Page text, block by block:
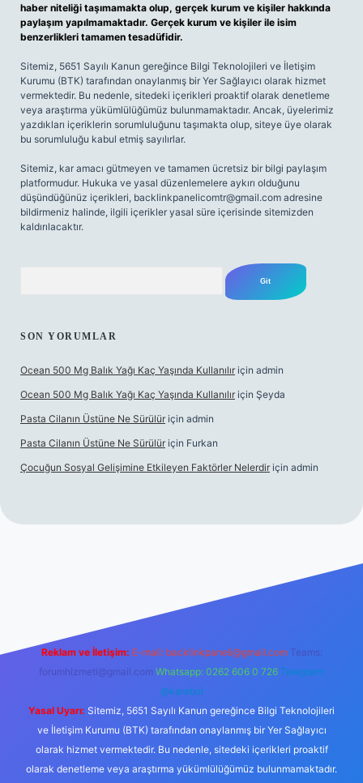
haber niteliği taşımamakta olup, gerçek kurum ve kişiler hakkında
paylaşım yapılmamaktadır. Gerçek kurum ve kişiler ile isim
benzerlikleri tamamen tesadüfidir.
Sitemiz, 5651 Sayılı Kanun gereğince Bilgi Teknolojileri ve İletişim
Kurumu (BTK) tarafından onaylanmış bir Yer Sağlayıcı olarak hizmet
vermektedir. Bu nedenle, sitedeki içerikleri proaktif olarak denetleme
veya araştırma yükümlülüğümüz bulunmamaktadır. Ancak, üyelerimiz
yazdıkları içeriklerin sorumluluğunu taşımakta olup, siteye üye olarak
bu sorumluluğu kabul etmiş sayılırlar.
Sitemiz, kar amacı gütmeyen ve tamamen ücretsiz bir bilgi paylaşım
platformudur. Hukuka ve yasal düzenlemelere aykırı olduğunu
düşündüğünüz içerikleri, backlinkpanelicomtr@gmail.com adresine
bildirmeniz halinde, ilgili içerikler yasal süre içerisinde sitemizden
kaldırılacaktır.
SON YORUMLAR
Ocean 500 Mg Balık Yağı Kaç Yaşında Kullanılır için admin
Ocean 500 Mg Balık Yağı Kaç Yaşında Kullanılır için Şeyda
Pasta Cilanın Üstüne Ne Sürülür için admin
Pasta Cilanın Üstüne Ne Sürülür için Furkan
Çocuğun Sosyal Gelişimine Etkileyen Faktörler Nelerdir için admin
Reklam ve İletişim: E-mail: backlinkpaneli@gmail.com Teams:
forumhizmeti@gmail.com Whatsapp: 0262 606 0 726 Telegram:
@karabul
Yasal Uyarı: Sitemiz, 5651 Sayılı Kanun gereğince Bilgi Teknolojileri
ve İletişim Kurumu (BTK) tarafından onaylanmış bir Yer Sağlayıcı
olarak hizmet vermektedir. Bu nedenle, sitedeki içerikleri proaktif
olarak denetleme veya araştırma yükümlülüğümüz bulunmamaktadır.